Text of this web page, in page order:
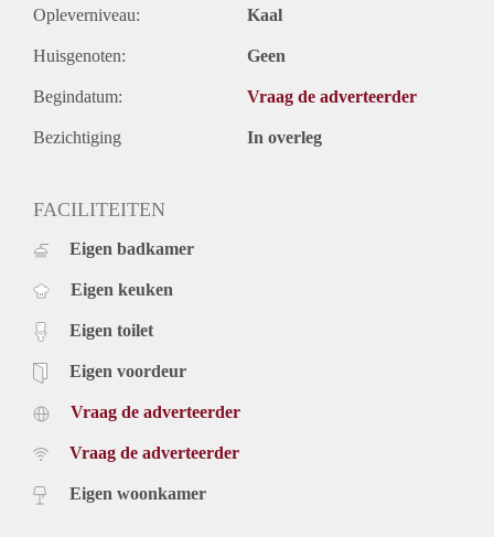
Opleverniveau: Kaal
Huisgenoten: Geen
Begindatum: Vraag de adverteerder
Bezichtiging In overleg
FACILITEITEN
Eigen badkamer
Eigen keuken
Eigen toilet
Eigen voordeur
Vraag de adverteerder
Vraag de adverteerder
Eigen woonkamer